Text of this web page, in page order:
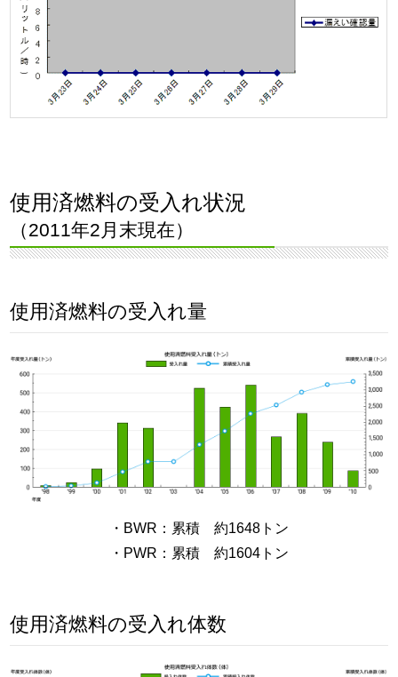
使用済燃料の受入れ状況
（2011年2月末現在）
使用済燃料の受入れ量
・BWR：累積 約1648トン
・PWR：累積 約1604トン
使用済燃料の受入れ体数